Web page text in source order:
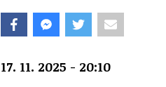
17. 11. 2025 - 20:10